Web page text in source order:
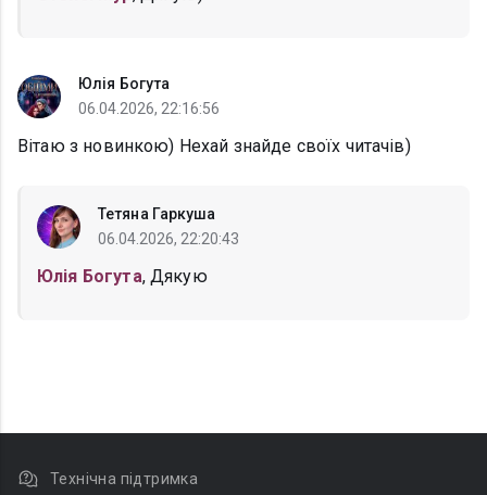
Юлія Богута
06.04.2026, 22:16:56
Вітаю з новинкою) Нехай знайде своїх читачів)
Тетяна Гаркуша
06.04.2026, 22:20:43
Юлія Богута, Дякую
Технічна підтримка